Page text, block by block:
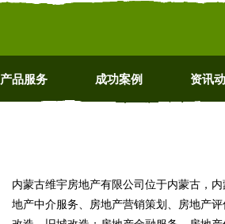
产品服务 成功案例 资讯
内蒙古维宇房地产有限公司位于内蒙古，
地产中介服务、房地产营销策划、房地产